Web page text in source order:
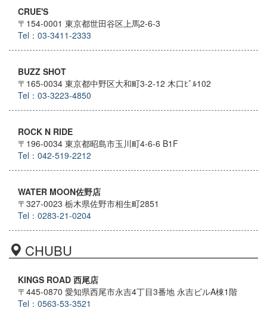
CRUE'S
〒154-0001 東京都世田谷区上馬2-6-3
Tel：03-3411-2333
BUZZ SHOT
〒165-0034 東京都中野区大和町3-2-12 木口ﾋﾞﾙ102
Tel：03-3223-4850
ROCK N RIDE
〒196-0034 東京都昭島市玉川町4-6-6 B1F
Tel：042-519-2212
WATER MOON佐野店
〒327-0023 栃木県佐野市相生町2851
Tel：0283-21-0204
CHUBU
KINGS ROAD 西尾店
〒445-0870 愛知県西尾市永吉4丁目3番地 永吉ビルA棟1階
Tel：0563-53-3521